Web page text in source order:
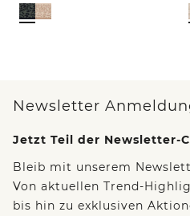
Newsletter
Jetzt Teil der Newsletter-
Bleib mit unserem
Von aktuellen Trend-
bis hin zu exklusiven